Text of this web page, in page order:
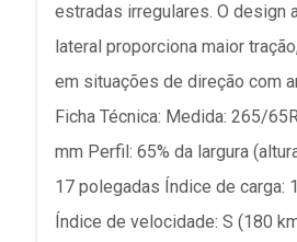
estradas irregulares. O design
lateral proporciona maior
em situações de direção com
Ficha Técnica: Medida: 265/
mm Perfil: 65% da largura
17 polegadas Índice de carga:
Índice de velocidade: S (180